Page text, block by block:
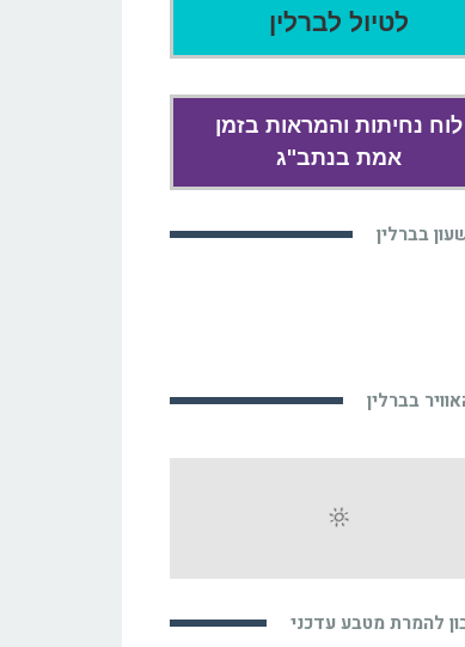
לטיול לברלין
לוח נחיתות והמראות בזמן
אמת בנתב"ג
בברלין
בברלין
להמרת מטבע עדכני